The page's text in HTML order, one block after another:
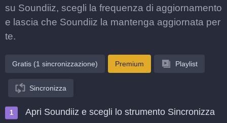
su Soundiiz, scegli la frequenza di aggiornamento
e lascia che Soundiiz la mantenga aggiornata per
te.
Gratis (1 sincronizzazione) Premium Playlist
Sincronizza
Apri Soundiiz e scegli lo strumento Sincronizza